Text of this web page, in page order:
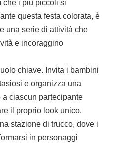
che i più piccoli si
questa festa colorata, è
una serie di attività che
e incoraggino
chiave. Invita i bambini
e organizza una
a ciascun partecipante
il proprio look unico.
stazione di trucco, dove i
in personaggi